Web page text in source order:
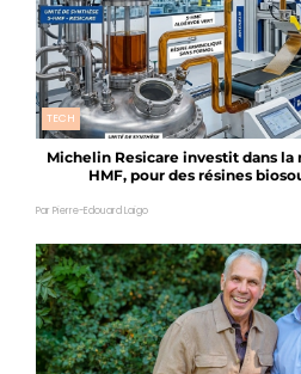
TECH
Michelin Resicare investit dans la
HMF, pour des résines
Par Pierre-Edouard Laigo